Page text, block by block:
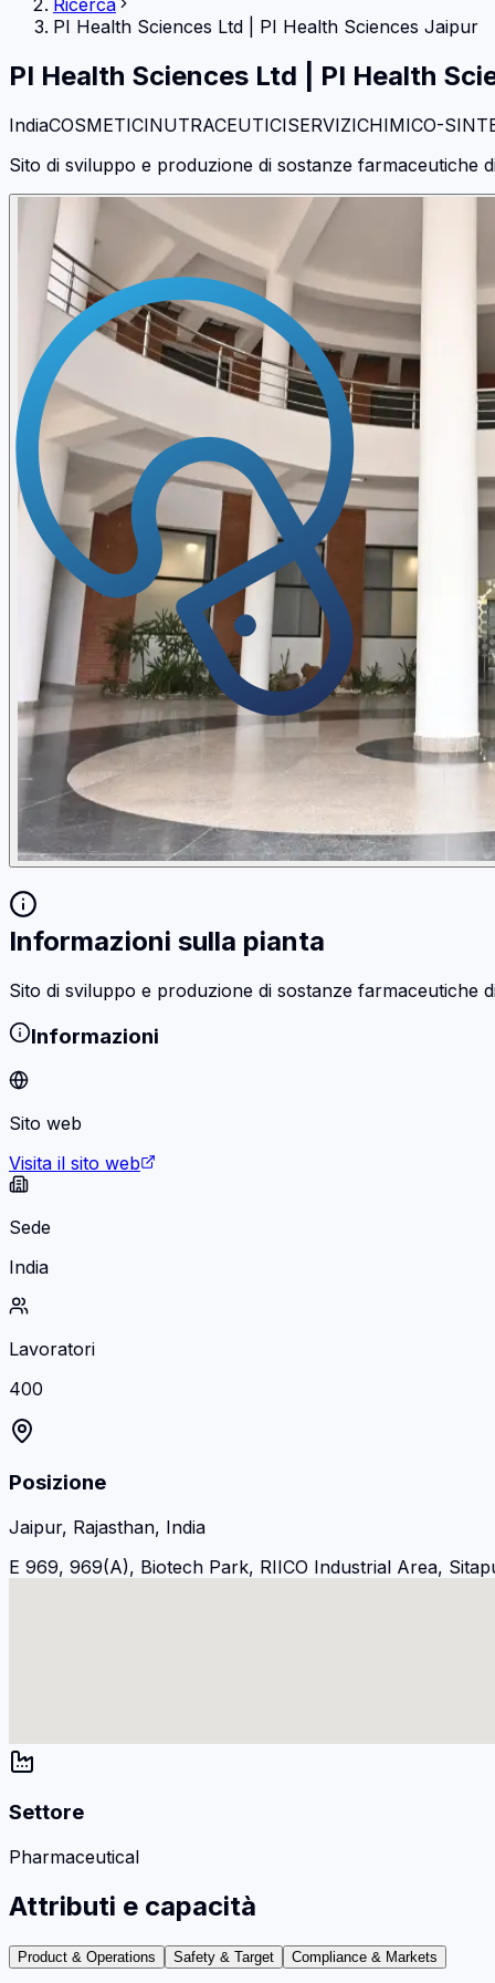
Ricerca
PI Health Sciences Ltd
PI Health Sciences Jaipur
PI Health Sciences Ltd PI Health
IndiaCOSMETICINUTRACEUTICISERVIZICHIMICO-
Sito di sviluppo e produzione di sostanze farmaceutiche
Informazioni sulla pianta
Sito di sviluppo e produzione di sostanze farmaceutiche
Informazioni
Sito web
Visita il sito web
Sede
India
Lavoratori
400
Posizione
Jaipur, Rajasthan, India
E 969, 969(A), Biotech Park, RIICO Industrial Area,
Settore
Pharmaceutical
Attributi e capacità
Product & Operations Safety & Target Compliance & Markets